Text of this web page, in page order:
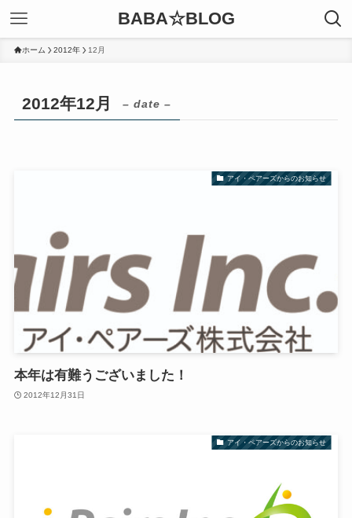
BABA☆BLOG
ホーム 2012年 12月
2012年12月 – date –
アイ・ペアーズからのお知らせ
本年は有難うございました！
2012年12月31日
アイ・ペアーズからのお知らせ